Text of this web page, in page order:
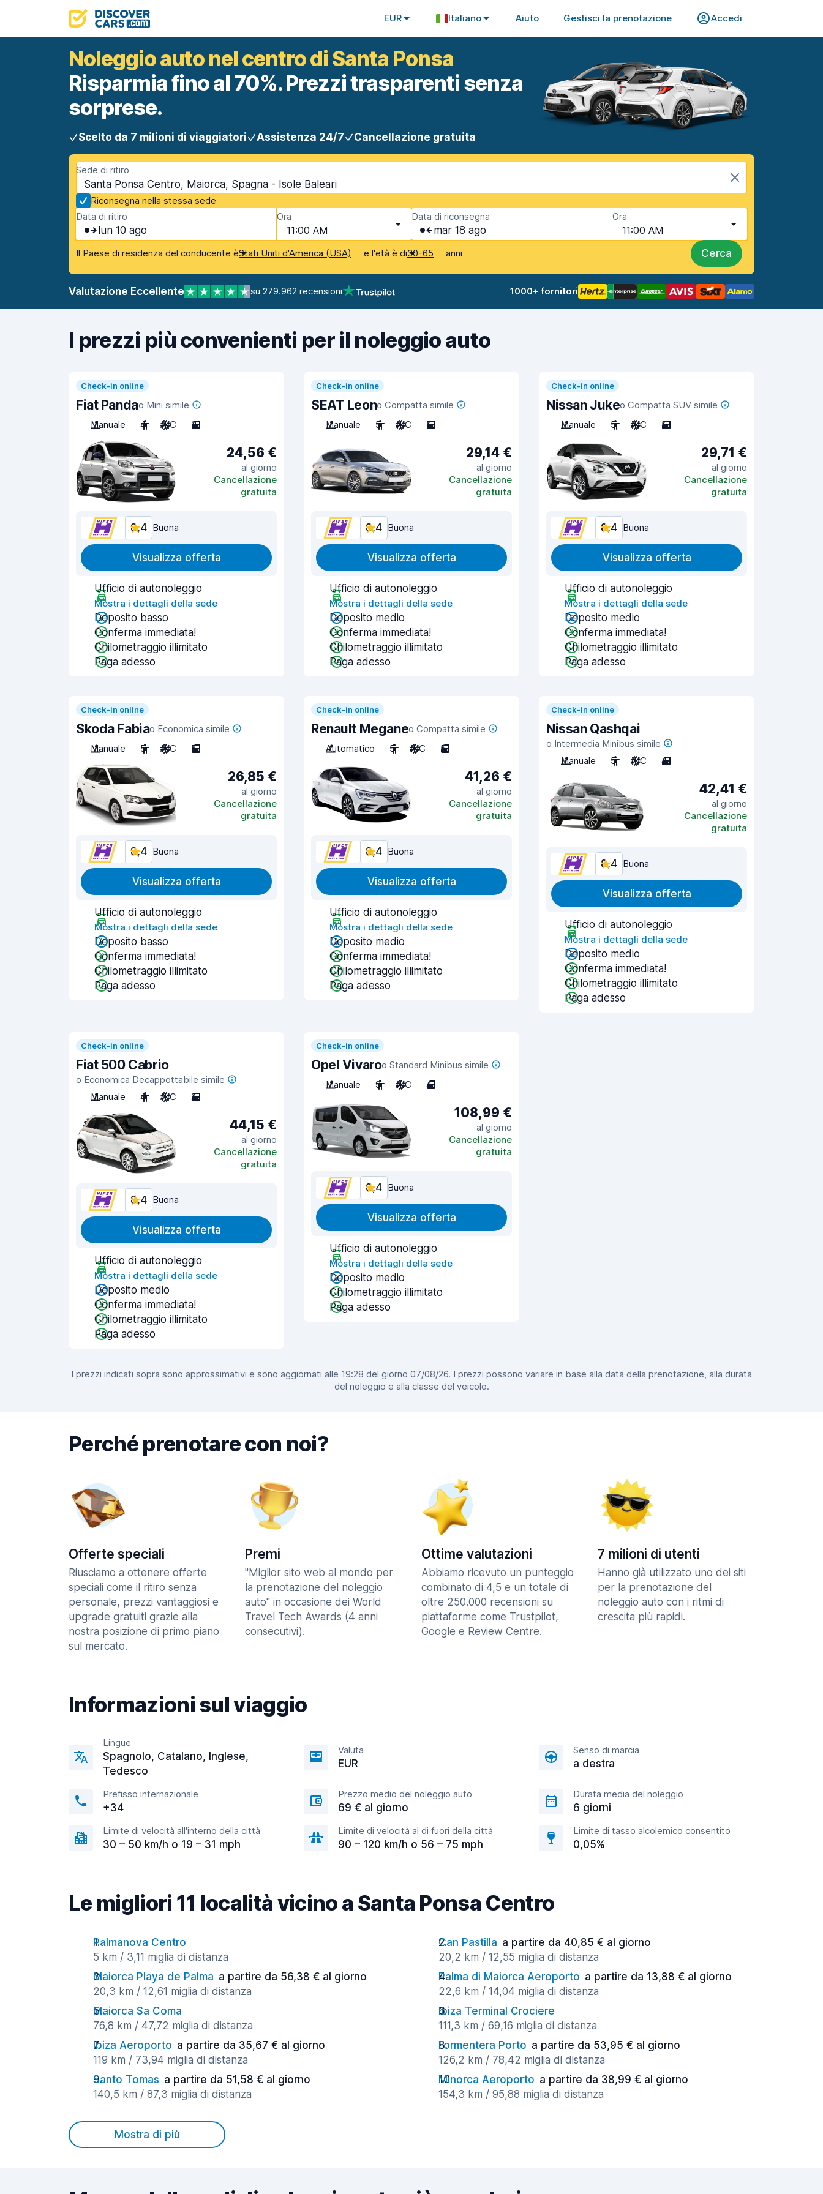
EUR Italiano Aiuto Gestisci la prenotazione Accedi
Noleggio auto nel centro di Santa Ponsa
Risparmia fino al 70%. Prezzi trasparenti senza
sorprese.
Scelto da 7 milioni di viaggiatori Assistenza 24/7 Cancellazione gratuita
Sede di ritiro
Santa Ponsa Centro, Maiorca, Spagna - Isole Baleari
Riconsegna nella stessa sede
Data di ritiro
lun 10 ago
Ora
11:00 AM
Data di riconsegna
mar 18 ago
Ora
11:00 AM
Il Paese di residenza del conducente èStati Uniti d'America (USA) e l'età è di30-65 anni Cerca
Valutazione Eccellente su 279.962 recensioni 1000+ fornitori
I prezzi più convenienti per il noleggio auto
Check-in online
Fiat Pandao Mini simile
Manuale
4 A/C 3
24,56 €
al giorno
Cancellazione
gratuita
8,4 Buona
Visualizza offerta
Ufficio di autonoleggio
Mostra i dettagli della sede
Deposito basso
Conferma immediata!
Chilometraggio illimitato
Paga adesso
Check-in online
SEAT Leono Compatta simile
Manuale
5 A/C 5
29,14 €
al giorno
Cancellazione
gratuita
8,4 Buona
Visualizza offerta
Ufficio di autonoleggio
Mostra i dettagli della sede
Deposito medio
Conferma immediata!
Chilometraggio illimitato
Paga adesso
Check-in online
Nissan Jukeo Compatta SUV simile
Manuale
5 A/C 5
29,71 €
al giorno
Cancellazione
gratuita
8,4 Buona
Visualizza offerta
Ufficio di autonoleggio
Mostra i dettagli della sede
Deposito medio
Conferma immediata!
Chilometraggio illimitato
Paga adesso
Check-in online
Skoda Fabiao Economica simile
Manuale
5 A/C 5
26,85 €
al giorno
Cancellazione
gratuita
8,4 Buona
Visualizza offerta
Ufficio di autonoleggio
Mostra i dettagli della sede
Deposito basso
Conferma immediata!
Chilometraggio illimitato
Paga adesso
Check-in online
Renault Meganeo Compatta simile
Automatico
5 A/C 5
41,26 €
al giorno
Cancellazione
gratuita
8,4 Buona
Visualizza offerta
Ufficio di autonoleggio
Mostra i dettagli della sede
Deposito medio
Conferma immediata!
Chilometraggio illimitato
Paga adesso
Check-in online
Nissan Qashqai
o Intermedia Minibus simile
Manuale
5 A/C 4
42,41 €
al giorno
Cancellazione
gratuita
8,4 Buona
Visualizza offerta
Ufficio di autonoleggio
Mostra i dettagli della sede
Deposito medio
Conferma immediata!
Chilometraggio illimitato
Paga adesso
Check-in online
Fiat 500 Cabrio
o Economica Decappottabile simile
Manuale
4 A/C 2
44,15 €
al giorno
Cancellazione
gratuita
8,4 Buona
Visualizza offerta
Ufficio di autonoleggio
Mostra i dettagli della sede
Deposito medio
Conferma immediata!
Chilometraggio illimitato
Paga adesso
Check-in online
Opel Vivaroo Standard Minibus simile
Manuale
9 A/C 4
108,99 €
al giorno
Cancellazione
gratuita
8,4 Buona
Visualizza offerta
Ufficio di autonoleggio
Mostra i dettagli della sede
Deposito medio
Chilometraggio illimitato
Paga adesso
I prezzi indicati sopra sono approssimativi e sono aggiornati alle 19:28 del giorno 07/08/26. I prezzi possono variare in base alla data della prenotazione, alla durata
del noleggio e alla classe del veicolo.
Perché prenotare con noi?
Offerte speciali
Riusciamo a ottenere offerte
speciali come il ritiro senza
personale, prezzi vantaggiosi e
upgrade gratuiti grazie alla
nostra posizione di primo piano
sul mercato.
Premi
"Miglior sito web al mondo per
la prenotazione del noleggio
auto" in occasione dei World
Travel Tech Awards (4 anni
consecutivi).
Ottime valutazioni
Abbiamo ricevuto un punteggio
combinato di 4,5 e un totale di
oltre 250.000 recensioni su
piattaforme come Trustpilot,
Google e Review Centre.
7 milioni di utenti
Hanno già utilizzato uno dei siti
per la prenotazione del
noleggio auto con i ritmi di
crescita più rapidi.
Informazioni sul viaggio
Lingue
Spagnolo, Catalano, Inglese,
Tedesco
Valuta
EUR
Senso di marcia
a destra
Prefisso internazionale
+34
Prezzo medio del noleggio auto
69 € al giorno
Durata media del noleggio
6 giorni
Limite di velocità all'interno della città
30 – 50 km/h o 19 – 31 mph
Limite di velocità al di fuori della città
90 – 120 km/h o 56 – 75 mph
Limite di tasso alcolemico consentito
0,05%
Le migliori 11 località vicino a Santa Ponsa Centro
Palmanova Centro
5 km / 3,11 miglia di distanza
Can Pastilla a partire da 40,85 € al giorno
20,2 km / 12,55 miglia di distanza
Maiorca Playa de Palma a partire da 56,38 € al giorno
20,3 km / 12,61 miglia di distanza
Palma di Maiorca Aeroporto a partire da 13,88 € al giorno
22,6 km / 14,04 miglia di distanza
Maiorca Sa Coma
76,8 km / 47,72 miglia di distanza
Ibiza Terminal Crociere
111,3 km / 69,16 miglia di distanza
Ibiza Aeroporto a partire da 35,67 € al giorno
119 km / 73,94 miglia di distanza
Formentera Porto a partire da 53,95 € al giorno
126,2 km / 78,42 miglia di distanza
Santo Tomas a partire da 51,58 € al giorno
140,5 km / 87,3 miglia di distanza
Minorca Aeroporto a partire da 38,99 € al giorno
154,3 km / 95,88 miglia di distanza
Mostra di più